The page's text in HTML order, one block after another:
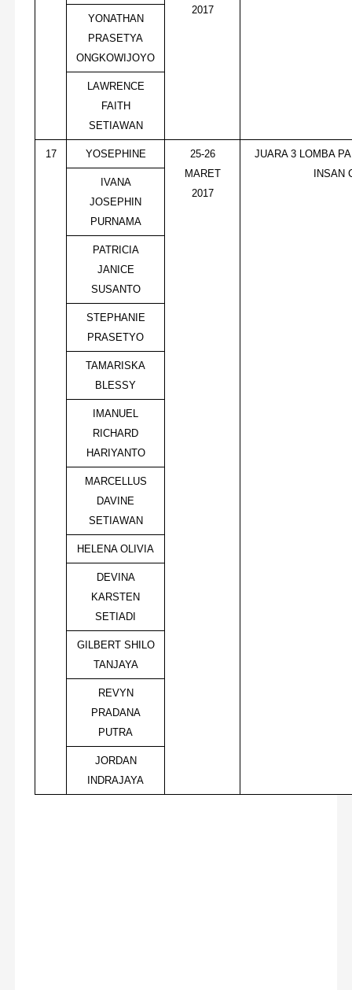
2017
YONATHAN
PRASETYA
ONGKOWIJOYO
LAWRENCE
FAITH
SETIAWAN
17 YOSEPHINE
25-26
MARET
2017
JUARA 3 LOMBA
INSAN
IVANA
JOSEPHIN
PURNAMA
PATRICIA
JANICE
SUSANTO
STEPHANIE
PRASETYO
TAMARISKA
BLESSY
IMANUEL
RICHARD
HARIYANTO
MARCELLUS
DAVINE
SETIAWAN
HELENA OLIVIA
DEVINA
KARSTEN
SETIADI
GILBERT SHILO
TANJAYA
REVYN
PRADANA
PUTRA
JORDAN
INDRAJAYA